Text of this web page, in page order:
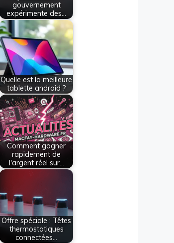
gouvernement
expérimente des…
Quelle est la meilleure
tablette android ?
Comment gagner
rapidement de
l'argent réel sur…
Offre spéciale : Têtes
thermostatiques
connectées…